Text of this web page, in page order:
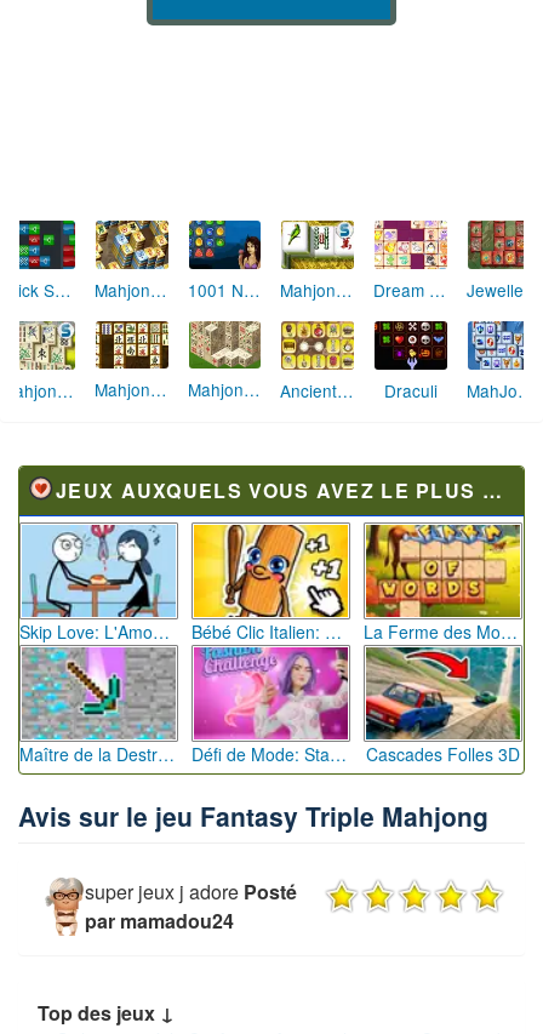
Brick Shooter Mahjong Alchimie 1001 Nuits Mahjong Tower Dream Pet Link
Mahjong Master Triplets Mahjong Connect 2 Mahjongg Free Ancient Relic Mahjong Draculi MahJongg Fortuna
JEUX AUXQUELS VOUS AVEZ LE PLUS JOUÉ
Skip Love: L'Amour en Péril Bébé Clic Italien: La Folie des Petits Bambins La Ferme des Mots - Cultivez votre Vocabulaire
Maître de la Destruction: Fusion de Pioches Défi de Mode: Star du Podium Cascades Folles 3D
Avis sur le jeu Fantasy Triple Mahjong
super jeux j adore Posté
par mamadou24
Top des jeux ↓